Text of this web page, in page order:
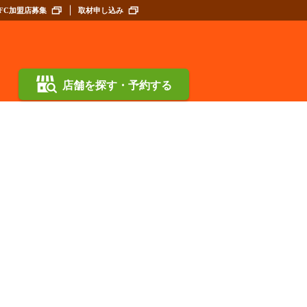
加盟店募集 取材申し込み
店舗を探す・予約する